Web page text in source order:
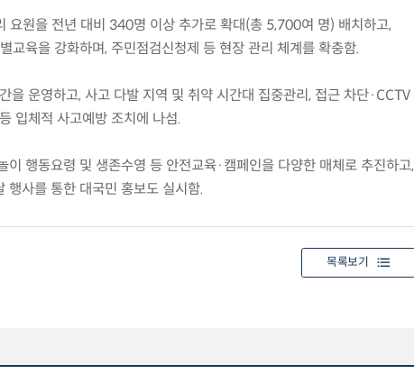
요원을 전년 대비 340명 이상 추가로 확대(총 5,700여 명) 배치하고,
교육을 강화하며, 주민점검신청제 등 현장 관리 체계를 확충함.
을 운영하고, 사고 다발 지역 및 취약 시간대 집중관리, 접근 차단·CCTV
입체적 사고예방 조치에 나섬.
행동요령 및 생존수영 등 안전교육·캠페인을 다양한 매체로 추진하고,
행사를 통한 대국민 홍보도 실시함.
목록보기